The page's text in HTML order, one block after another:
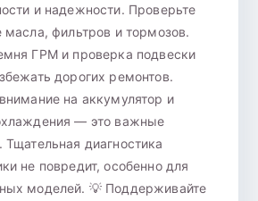
и надежности. Проверьте
масла, фильтров и тормозов.
ГРМ и проверка подвески
дорогих ремонтов.
на аккумулятор и
— это важные
диагностика
не повредит, особенно для
моделей. 💡 Поддерживайте